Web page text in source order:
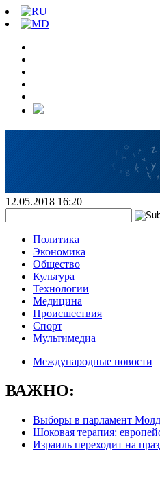
12.05.2018 16:20
Политика
Экономика
Общество
Культура
Технологии
Медицина
Происшествия
Спорт
Мультимедиа
Международные новости
ВАЖНО:
Выборы в парламент
Шоковая терапия:
Израиль переходит на